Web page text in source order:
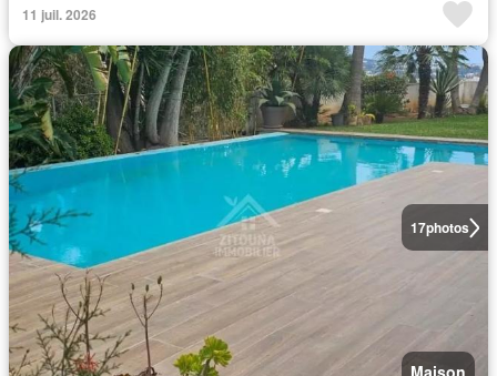
11 juil. 2026
17photos